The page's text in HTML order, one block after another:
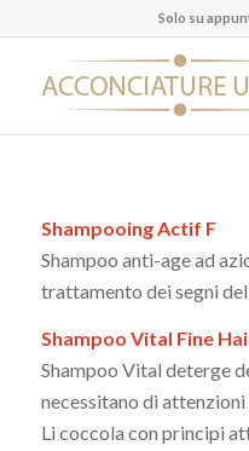
Solo su
Shampooing Actif F
Shampoo anti-age ad
trattamento dei segni
Shampoo Vital Fine
Shampoo Vital deterge
necessitano di
Li coccola con principi